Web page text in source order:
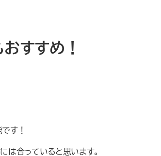
すすめ！
す！
は合っていると思います。